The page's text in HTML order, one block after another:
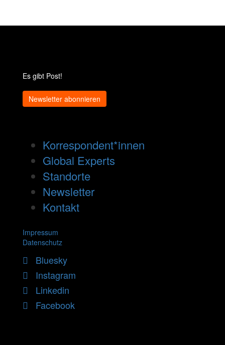
Es gibt Post!
Newsletter abonnieren
Korrespondent*innen
Global Experts
Standorte
Newsletter
Kontakt
Impressum
Datenschutz
Bluesky
Instagram
Linkedin
Facebook